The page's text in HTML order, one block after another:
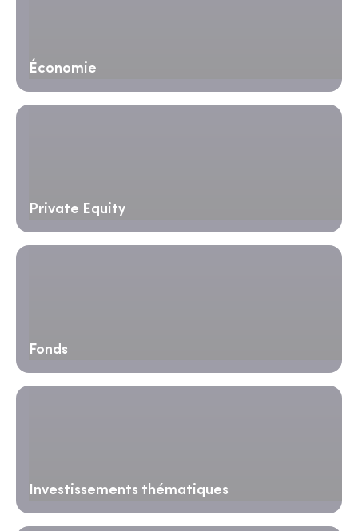
Économie
Private Equity
Fonds
Investissements thématiques